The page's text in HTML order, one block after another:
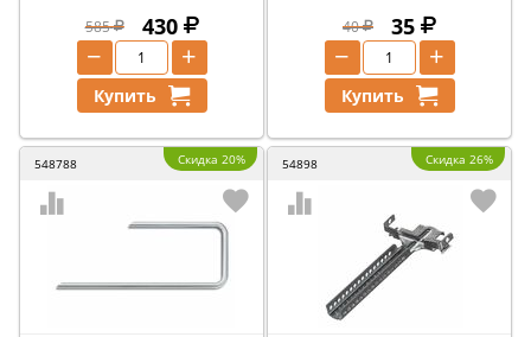
585 430
+
−
Купить
40 35
+
−
Купить
548788 Скидка 20% 54898 Скидка 26%